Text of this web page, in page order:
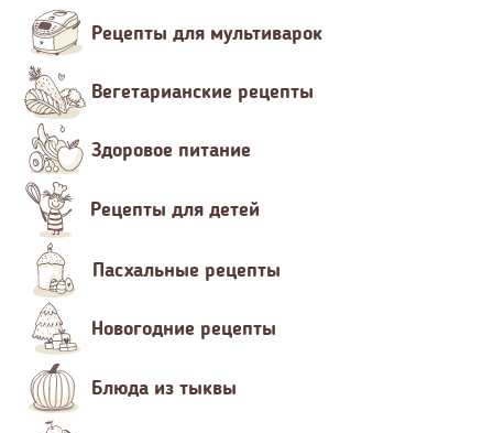
Рецепты для мультиварок
Вегетарианские рецепты
Здоровое питание
Рецепты для детей
Пасхальные рецепты
Новогодние рецепты
Блюда из тыквы